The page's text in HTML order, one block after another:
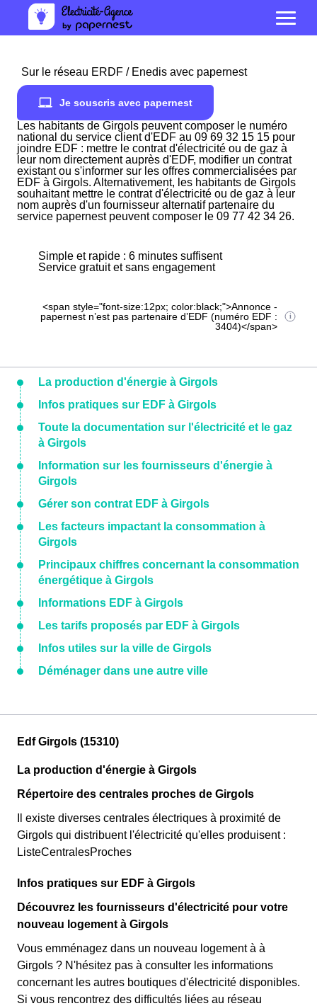
Sur le réseau ERDF / Enedis avec papernest
Je souscris avec papernest
Les habitants de Girgols peuvent composer le numéro
national du service client d'EDF au 09 69 32 15 15 pour
joindre EDF : mettre le contrat d'électricité ou de gaz à
leur nom directement auprès d'EDF, modifier un contrat
existant ou s'informer sur les offres commercialisées par
EDF à Girgols. Alternativement, les habitants de Girgols
souhaitant mettre le contrat d'électricité ou de gaz à leur
nom auprès d'un fournisseur alternatif partenaire du
service papernest peuvent composer le 09 77 42 34 26.
Simple et rapide : 6 minutes suffisent
Service gratuit et sans engagement
<span style="font-size:12px; color:black;">Annonce -
papernest n’est pas partenaire d’EDF (numéro EDF :
3404)</span>
La production d'énergie à Girgols
Infos pratiques sur EDF à Girgols
Toute la documentation sur l'électricité et le gaz
à Girgols
Information sur les fournisseurs d'énergie à
Girgols
Gérer son contrat EDF à Girgols
Les facteurs impactant la consommation à
Girgols
Principaux chiffres concernant la consommation
énergétique à Girgols
Informations EDF à Girgols
Les tarifs proposés par EDF à Girgols
Infos utiles sur la ville de Girgols
Déménager dans une autre ville
Edf Girgols (15310)
La production d'énergie à Girgols
Répertoire des centrales proches de Girgols
Il existe diverses centrales électriques à proximité de
Girgols qui distribuent l'électricité qu'elles produisent :
ListeCentralesProches
Infos pratiques sur EDF à Girgols
Découvrez les fournisseurs d'électricité pour votre
nouveau logement à Girgols
Vous emménagez dans un nouveau logement à à
Girgols ? N'hésitez pas à consulter les informations
concernant les autres boutiques d'électricité disponibles.
Si vous rencontrez des difficultés liées au réseau